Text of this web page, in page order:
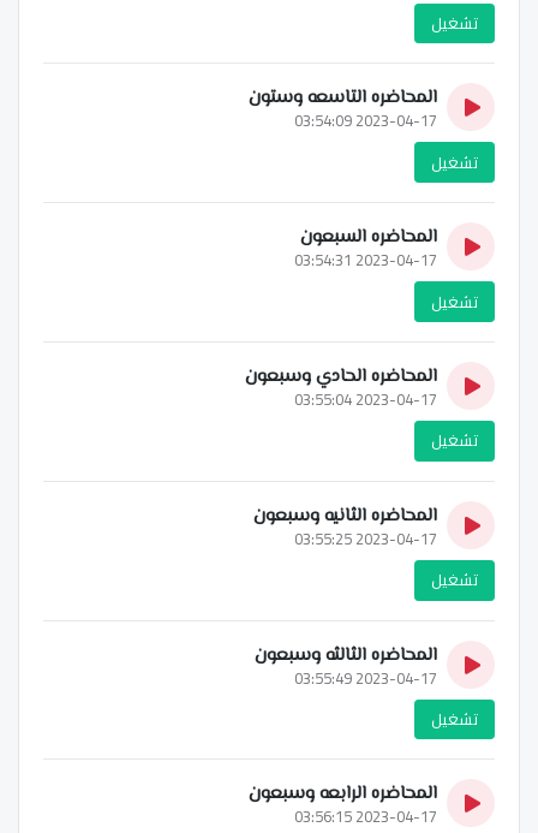
تشغيل
المحاضره التاسعه وستون
2023-04-17 03:54:09
تشغيل
المحاضره السبعون
2023-04-17 03:54:31
تشغيل
المحاضره الحادي وسبعون
2023-04-17 03:55:04
تشغيل
المحاضره الثانيه وسبعون
2023-04-17 03:55:25
تشغيل
المحاضره الثالثه وسبعون
2023-04-17 03:55:49
تشغيل
المحاضره الرابعه وسبعون
2023-04-17 03:56:15